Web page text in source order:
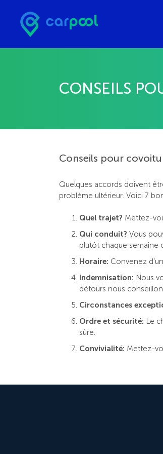
CONSEILS
Conseils pour
Quelques accords doivent
problème ultérieur. Voici 7
Quel trajet? Mettez-
Qui conduit? Vous
plutôt chaque semaine
Horaire: Convenez
Indemnisation: Nous
détours nous
Circonstances
Ordre et sécurité: Le
sûre.
Convivialité: Mettez-